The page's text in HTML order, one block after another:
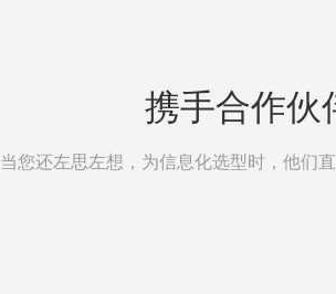
携手合作伙
当您还左思左想，为信息化选型时，他们